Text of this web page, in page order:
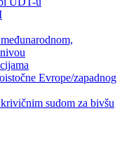
Evrope/zapadnog
sudom za bivšu